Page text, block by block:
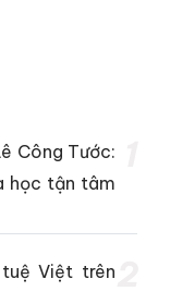
Công Tước:
học tận tâm
Việt trên